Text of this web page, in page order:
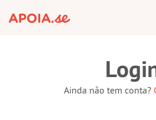
Ainda não tem conta?